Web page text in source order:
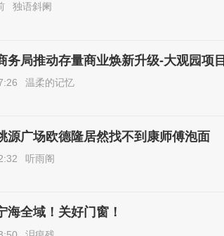
独语斜阑
务局推动存量商业焕新升级-大观园项目
温柔的记忆
源广场欧德隆居然找不到康师傅泡面
听雨阁
海全域！关好门窗！